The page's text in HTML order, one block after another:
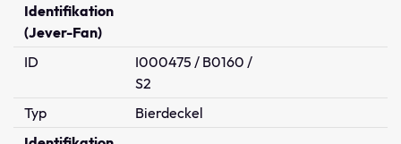
Identifikation
(Jever-Fan)
ID
I000475 / B0160 /
S2
Typ
Bierdeckel